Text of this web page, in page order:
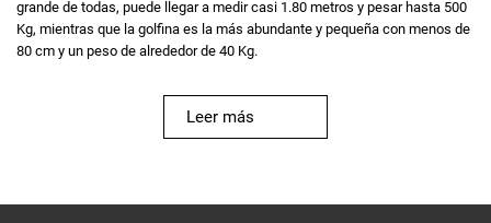
grande de todas, puede llegar a medir casi 1.80 metros y pesar hasta 500
Kg, mientras que la golfina es la más abundante y pequeña con menos de
80 cm y un peso de alrededor de 40 Kg.
Leer más